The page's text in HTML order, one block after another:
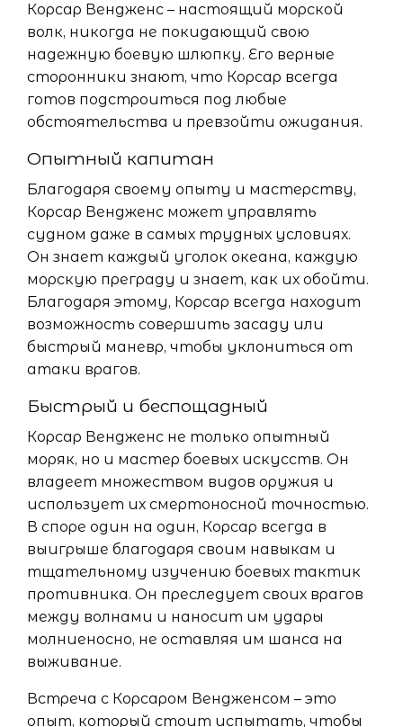
Корсар Вендженс – настоящий морской
волк, никогда не покидающий свою
надежную боевую шлюпку. Его верные
сторонники знают, что Корсар всегда
готов подстроиться под любые
обстоятельства и превзойти ожидания.
Опытный капитан
Благодаря своему опыту и мастерству,
Корсар Вендженс может управлять
судном даже в самых трудных условиях.
Он знает каждый уголок океана, каждую
морскую преграду и знает, как их обойти.
Благодаря этому, Корсар всегда находит
возможность совершить засаду или
быстрый маневр, чтобы уклониться от
атаки врагов.
Быстрый и беспощадный
Корсар Вендженс не только опытный
моряк, но и мастер боевых искусств. Он
владеет множеством видов оружия и
использует их смертоносной точностью.
В споре один на один, Корсар всегда в
выигрыше благодаря своим навыкам и
тщательному изучению боевых тактик
противника. Он преследует своих врагов
между волнами и наносит им удары
молниеносно, не оставляя им шанса на
выживание.
Встреча с Корсаром Вендженсом – это
опыт, который стоит испытать, чтобы